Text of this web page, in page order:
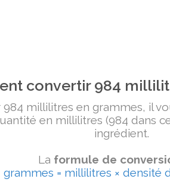
convertir 984
millilitres en grammes, il
en millilitres (984 dans
ingrédient.
La formule de
grammes = millilitres × densité